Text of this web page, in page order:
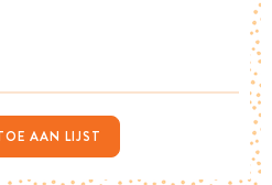
AAN LIJST